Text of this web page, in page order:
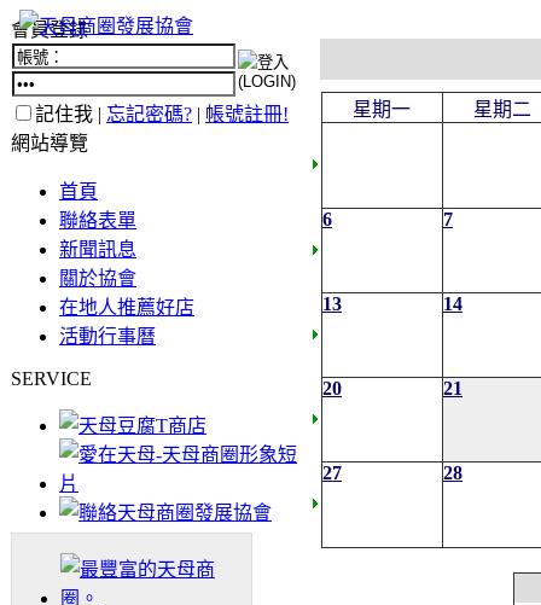
會員登錄
記住我 | 忘記密碼? | 帳號註冊!
網站導覽
首頁
聯絡表單
新聞訊息
關於協會
在地人推薦好店
活動行事曆
SERVICE
星期一 星期二
6 7
13 14
20 21
27 28